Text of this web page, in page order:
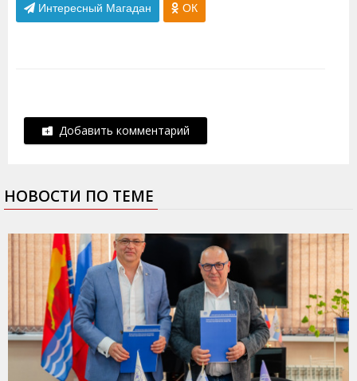
Интересный Магадан ОК
Добавить комментарий
НОВОСТИ ПО ТЕМЕ